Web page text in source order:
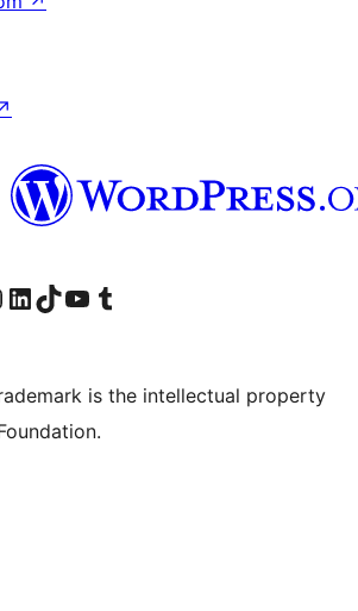
आमच्या लिंक्डइन खात्याला भेट द्या आमच्या टिकटॉक अकाउंटला भेट द्या.आमच्या यूट्यूब चॅनेलला भेट द्या आमच्या टंबलर खात्याला भेट द्या.
is the intellectual property